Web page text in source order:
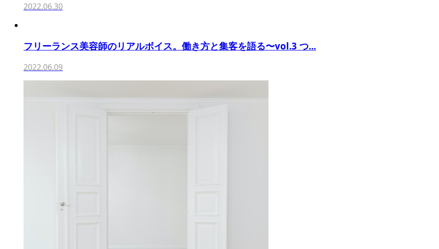
2022.06.30
フリーランス美容師のリアルボイス。働き方と集客を語る〜vol.3 つ...
2022.06.09